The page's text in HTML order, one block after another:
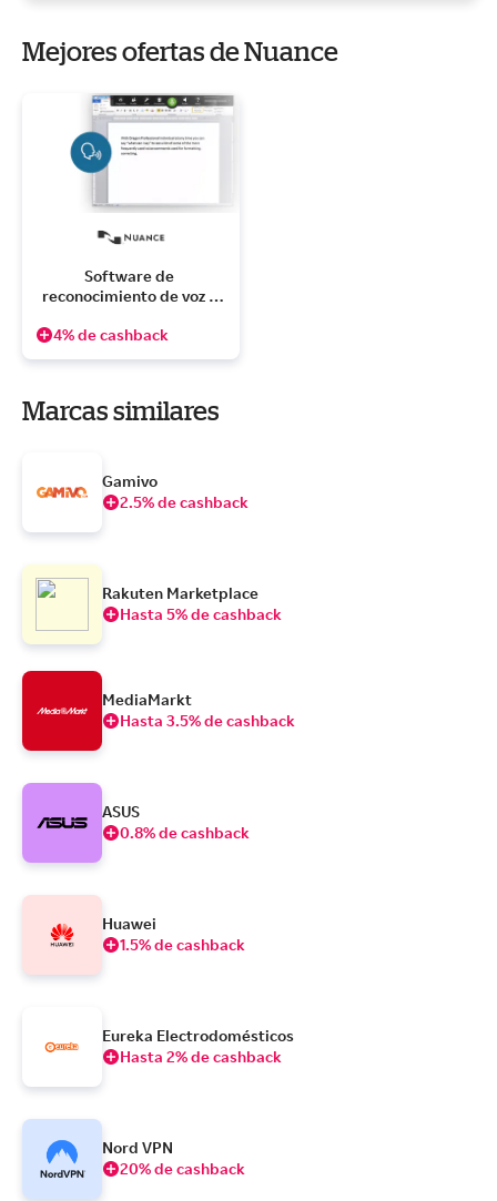
Mejores ofertas de Nuance
Software de
reconocimiento de voz y
4% de cashback
Marcas similares
Gamivo
2.5% de cashback
Rakuten Marketplace
Hasta 5% de cashback
MediaMarkt
Hasta 3.5% de cashback
ASUS
0.8% de cashback
Huawei
1.5% de cashback
Eureka Electrodomésticos
Hasta 2% de cashback
Nord VPN
20% de cashback